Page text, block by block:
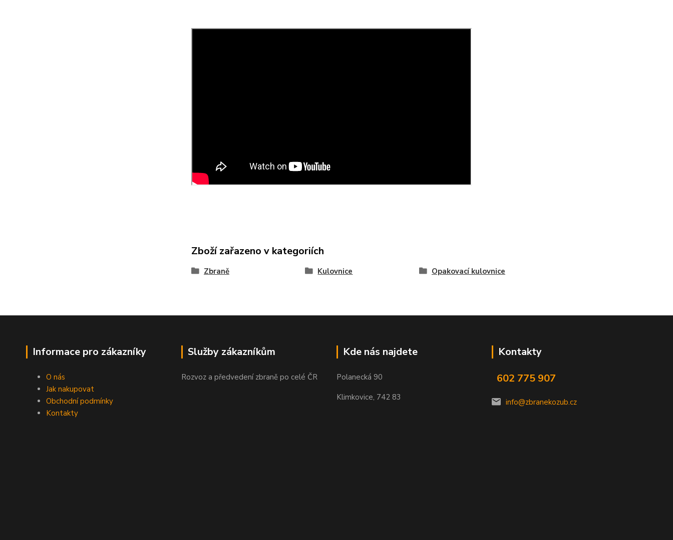
Zboží zařazeno v kategoriích
Zbraně Kulovnice Opakovací kulovnice
Informace pro zákazníky
O nás
Jak nakupovat
Obchodní podmínky
Kontakty
Služby zákazníkům
Rozvoz a předvedení zbraně po celé ČR
Kde nás najdete
Polanecká 90
Klimkovice, 742 83
Kontakty
602 775 907
info@zbranekozub.cz